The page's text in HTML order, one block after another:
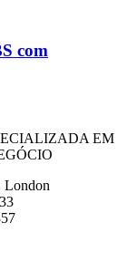
com
EM
London